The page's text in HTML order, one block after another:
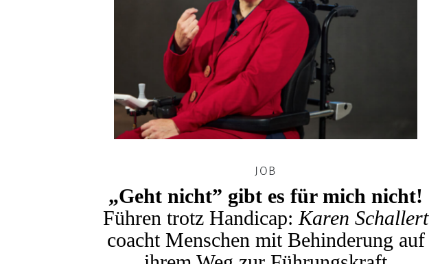
JOB
„Geht nicht” gibt es für mich nicht!
Führen trotz Handicap: Karen Schallert
coacht Menschen mit Behinderung auf